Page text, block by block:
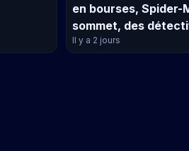
en bourses, Spider-
sommet, des
Il y a 2 jours